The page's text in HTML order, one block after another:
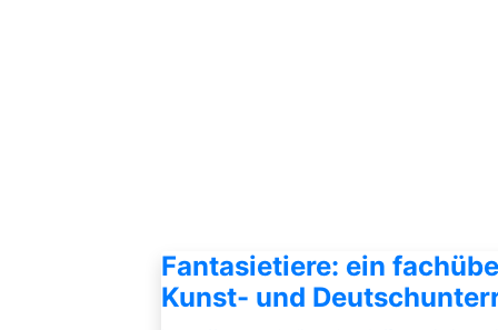
Fantasietiere: ein
Kunst- und